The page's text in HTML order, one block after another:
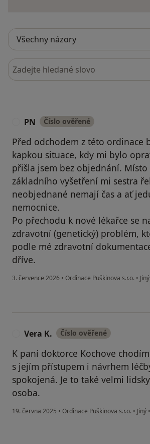
Hledejte v názorech
PN Číslo ověřené
Před odchodem z této ordinace
kapkou situace, kdy mi bylo
přišla jsem bez objednání. Místo
základního vyšetření mi sestra
neobjednané nemají čas a ať
nemocnice.
Po přechodu k nové lékařce se
zdravotní (genetický) problém,
podle mé zdravotní
dříve.
3. července 2026 • Ordinace Puškinova s.r.o. • Jiný
Vera K. Číslo ověřené
K paní doktorce Kochove
s jejím přístupem i návrhem
spokojená. Je to také velmi
osoba.
19. června 2025 • Ordinace Puškinova s.r.o. • Jiný •